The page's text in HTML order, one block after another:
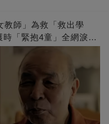
教師」為救「救出學
「緊抱4童」全網淚